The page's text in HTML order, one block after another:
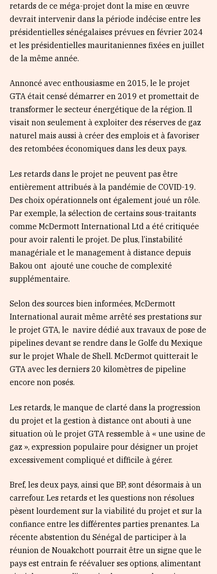
retards de ce méga-projet dont la mise en œuvre
devrait intervenir dans la période indécise entre les
présidentielles sénégalaises prévues en février 2024
et les présidentielles mauritaniennes fixées en juillet
de la même année.
Annoncé avec enthousiasme en 2015, le le projet
GTA était censé démarrer en 2019 et promettait de
transformer le secteur énergétique de la région. Il
visait non seulement à exploiter des réserves de gaz
naturel mais aussi à créer des emplois et à favoriser
des retombées économiques dans les deux pays.
Les retards dans le projet ne peuvent pas être
entièrement attribués à la pandémie de COVID-19.
Des choix opérationnels ont également joué un rôle.
Par exemple, la sélection de certains sous-traitants
comme McDermott International Ltd a été critiquée
pour avoir ralenti le projet. De plus, l’instabilité
managériale et le management à distance depuis
Bakou ont ajouté une couche de complexité
supplémentaire.
Selon des sources bien informées, McDermott
International aurait même arrêté ses prestations sur
le projet GTA, le navire dédié aux travaux de pose de
pipelines devant se rendre dans le Golfe du Mexique
sur le projet Whale de Shell. McDermot quitterait le
GTA avec les derniers 20 kilomètres de pipeline
encore non posés.
Les retards, le manque de clarté dans la progression
du projet et la gestion à distance ont abouti à une
situation où le projet GTA ressemble à « une usine de
gaz », expression populaire pour désigner un projet
excessivement compliqué et difficile à gérer.
Bref, les deux pays, ainsi que BP, sont désormais à un
carrefour. Les retards et les questions non résolues
pèsent lourdement sur la viabilité du projet et sur la
confiance entre les différentes parties prenantes. La
récente abstention du Sénégal de participer à la
réunion de Nouakchott pourrait être un signe que le
pays est entrain fe réévaluer ses options, alimentant